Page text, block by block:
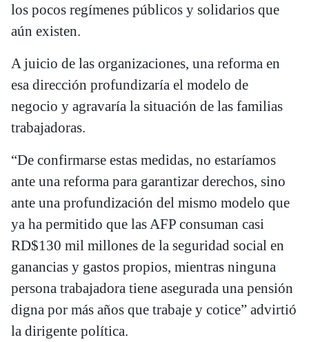
los pocos regímenes públicos y solidarios que
aún existen.
A juicio de las organizaciones, una reforma en
esa dirección profundizaría el modelo de
negocio y agravaría la situación de las familias
trabajadoras.
“De confirmarse estas medidas, no estaríamos
ante una reforma para garantizar derechos, sino
ante una profundización del mismo modelo que
ya ha permitido que las AFP consuman casi
RD$130 mil millones de la seguridad social en
ganancias y gastos propios, mientras ninguna
persona trabajadora tiene asegurada una pensión
digna por más años que trabaje y cotice” advirtió
la dirigente política.